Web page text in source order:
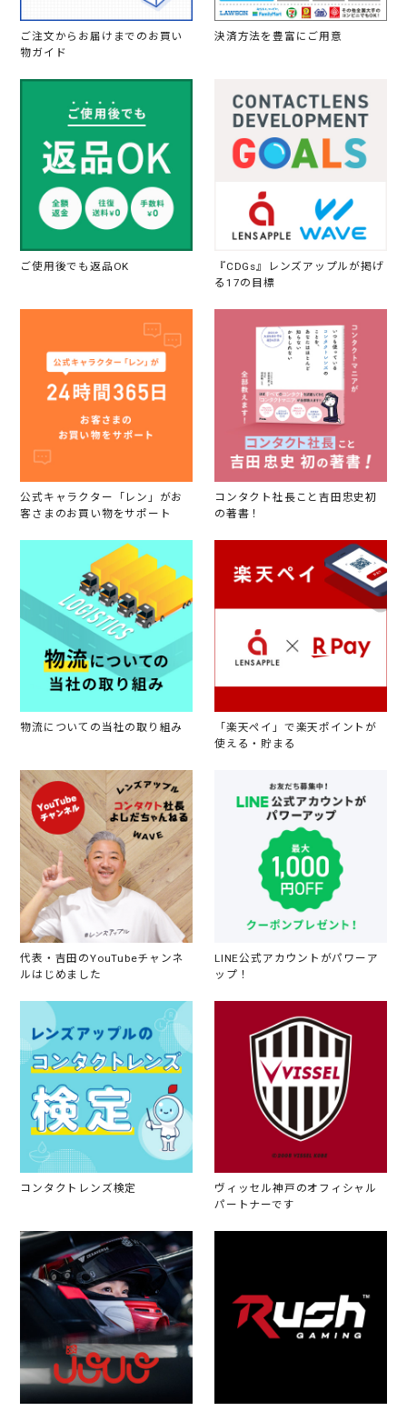
ご注文からお届けまでのお買い
物ガイド
決済方法を豊富にご用意
ご使用後でも返品OK
『CDGs』レンズアップルが掲げ
る17の目標
公式キャラクター「レン」がお
客さまのお買い物をサポート
コンタクト社長こと吉田忠史初
の著書！
物流についての当社の取り組み
「楽天ペイ」で楽天ポイントが
使える・貯まる
代表・吉田のYouTubeチャンネ
ルはじめました
LINE公式アカウントがパワーア
ップ！
コンタクトレンズ検定
ヴィッセル神戸のオフィシャル
パートナーです